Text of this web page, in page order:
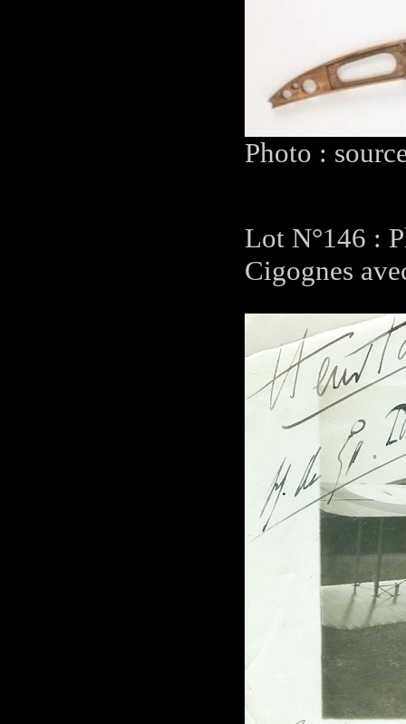
Photo :
Lot N°146 :
Cigognes